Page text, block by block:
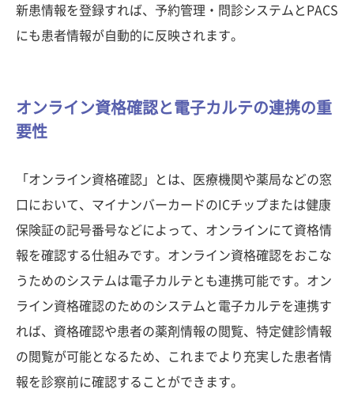
新患情報を登録すれば、予約管理・問診システムとPACS
にも患者情報が自動的に反映されます。
オンライン資格確認と電子カルテの連携の重
要性
「オンライン資格確認」とは、医療機関や薬局などの窓
口において、マイナンバーカードのICチップまたは健康
保険証の記号番号などによって、オンラインにて資格情
報を確認する仕組みです。オンライン資格確認をおこな
うためのシステムは電子カルテとも連携可能です。オン
ライン資格確認のためのシステムと電子カルテを連携す
れば、資格確認や患者の薬剤情報の閲覧、特定健診情報
の閲覧が可能となるため、これまでより充実した患者情
報を診察前に確認することができます。